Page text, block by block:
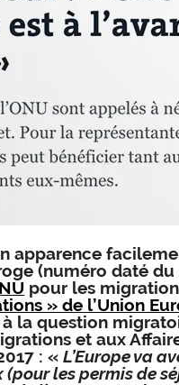
apparence
(numéro daté
pour les
» de l’Union
la question
et aux
: «L’Europe va
les permis de